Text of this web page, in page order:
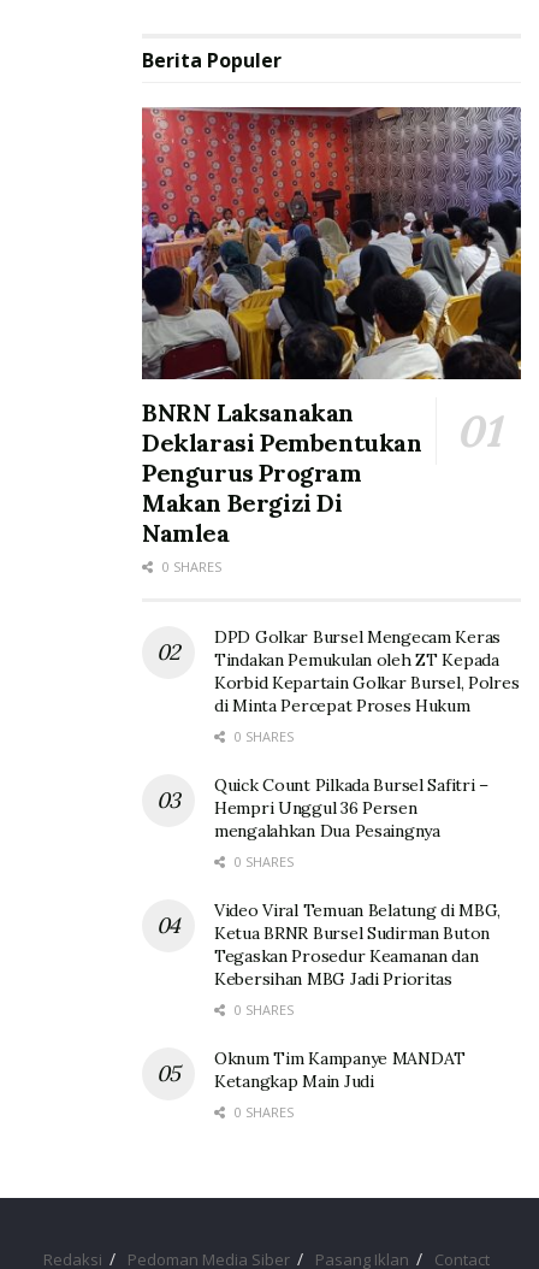
Berita Populer
BNRN Laksanakan
Deklarasi Pembentukan
Pengurus Program
Makan Bergizi Di
Namlea
0 SHARES
DPD Golkar Bursel Mengecam Keras
Tindakan Pemukulan oleh ZT Kepada
Korbid Kepartain Golkar Bursel, Polres
di Minta Percepat Proses Hukum
0 SHARES
Quick Count Pilkada Bursel Safitri –
Hempri Unggul 36 Persen
mengalahkan Dua Pesaingnya
0 SHARES
Video Viral Temuan Belatung di MBG,
Ketua BRNR Bursel Sudirman Buton
Tegaskan Prosedur Keamanan dan
Kebersihan MBG Jadi Prioritas
0 SHARES
Oknum Tim Kampanye MANDAT
Ketangkap Main Judi
0 SHARES
Redaksi Pedoman Media Siber Pasang Iklan Contact